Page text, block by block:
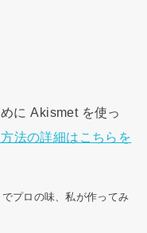
に Akismet を使っ
法の詳細はこちらを
プロの味、私が作ってみ